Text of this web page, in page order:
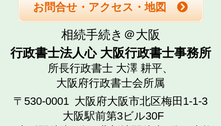
お問合せ・アクセス・地図
相続手続き＠大阪
行政書士法人心 大阪行政書士事務所
所長行政書士 大澤 耕平、
大阪府行政書士会所属
〒530-0001 大阪府大阪市北区梅田1-1-3
大阪駅前第3ビル30F